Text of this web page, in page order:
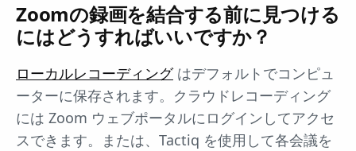
Zoomの録画を結合する前に見つける
にはどうすればいいですか？
ローカルレコーディングはデフォルトでコンピュ
ーターに保存されます。クラウドレコーディング
には Zoom ウェブポータルにログインしてアクセ
スできます。または、Tactiq を使用して各会議を